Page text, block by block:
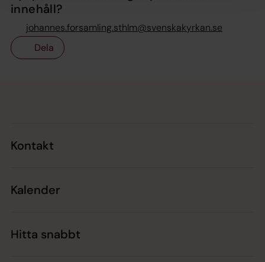
innehåll?
johannes.forsamling.sthlm@svenskakyrkan.se
Dela
Kontakt
Kalender
Hitta snabbt